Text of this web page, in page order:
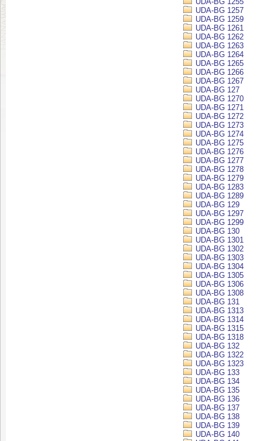
UDA-BG 1257
UDA-BG 1259
UDA-BG 1261
UDA-BG 1262
UDA-BG 1263
UDA-BG 1264
UDA-BG 1265
UDA-BG 1266
UDA-BG 1267
UDA-BG 127
UDA-BG 1270
UDA-BG 1271
UDA-BG 1272
UDA-BG 1273
UDA-BG 1274
UDA-BG 1275
UDA-BG 1276
UDA-BG 1277
UDA-BG 1278
UDA-BG 1279
UDA-BG 1283
UDA-BG 1289
UDA-BG 129
UDA-BG 1297
UDA-BG 1299
UDA-BG 130
UDA-BG 1301
UDA-BG 1302
UDA-BG 1303
UDA-BG 1304
UDA-BG 1305
UDA-BG 1306
UDA-BG 1308
UDA-BG 131
UDA-BG 1313
UDA-BG 1314
UDA-BG 1315
UDA-BG 1318
UDA-BG 132
UDA-BG 1322
UDA-BG 1323
UDA-BG 133
UDA-BG 134
UDA-BG 135
UDA-BG 136
UDA-BG 137
UDA-BG 138
UDA-BG 139
UDA-BG 140